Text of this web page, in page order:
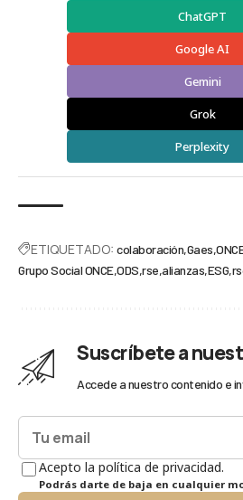
ChatGPT
Google AI
Gemini
Grok
Perplexity
ETIQUETADO: colaboración Gaes
Grupo Social ONCE ODS rse alianzas ESG
Suscríbete a
Accede a nuestro contenido e
Acepto la política de privacidad.
Podrás darte de baja en cualquier